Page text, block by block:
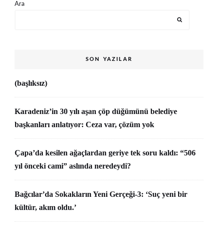
Ara
SON YAZILAR
(başlıksız)
Karadeniz’in 30 yılı aşan çöp düğümünü belediye
başkanları anlatıyor: Ceza var, çözüm yok
Çapa’da kesilen ağaçlardan geriye tek soru kaldı: “506
yıl önceki cami” aslında neredeydi?
Bağcılar’da Sokakların Yeni Gerçeği-3: ‘Suç yeni bir
kültür, akım oldu.’